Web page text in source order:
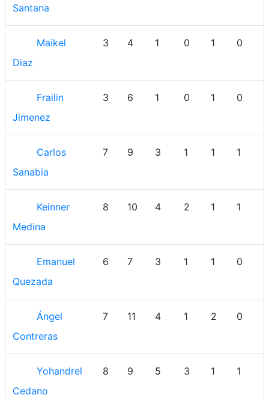
Santana
Maikel
Diaz
3 4 1 0 1 0
Frailin
Jimenez
3 6 1 0 1 0
Carlos
Sanabia
7 9 3 1 1 1
Keinner
Medina
8 10 4 2 1 1
Emanuel
Quezada
6 7 3 1 1 0
Ángel
Contreras
7 11 4 1 2 0
Yohandrel
Cedano
8 9 5 3 1 1